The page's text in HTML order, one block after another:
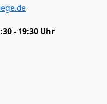
- 19:30 Uhr